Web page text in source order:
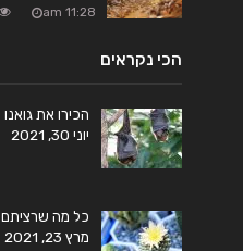
11:28 am
הכי נקראים
הכירו את
יוני 30, 2021
כל מה
מרץ 23, 2021